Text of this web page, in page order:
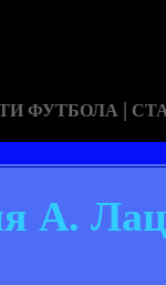
ФУТБОЛА |
А.